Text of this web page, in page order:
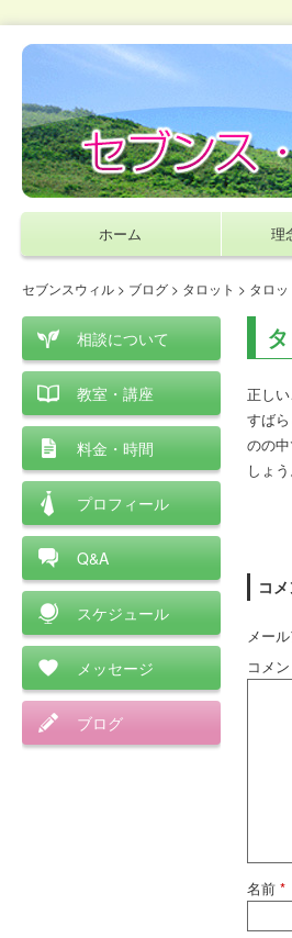
ホーム 理
セブンスウィル > ブログ > タロット > タロ
正し
すば
のの
しょう
コ
メー
コメン
名前 *
相談について
教室・講座
料金・時間
プロフィール
Q&A
スケジュール
メッセージ
ブログ